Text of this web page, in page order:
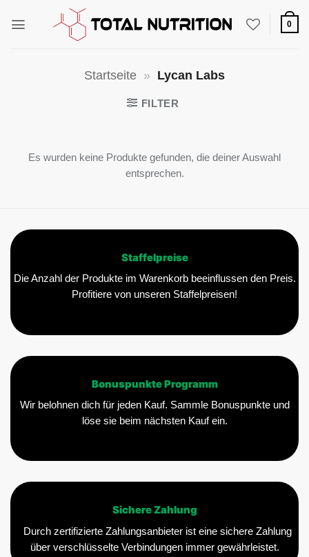
Inhalt
0
Startseite » Lycan Labs
FILTER
Es wurden keine Produkte gefunden, die deiner Auswahl
entsprechen.
Staffelpreise
Die Anzahl der Produkte im Warenkorb beeinflussen den Preis.
Profitiere von unseren Staffelpreisen!
Bonuspunkte Programm
Wir belohnen dich für jeden Kauf. Sammle Bonuspunkte und
löse sie beim nächsten Kauf ein.
Sichere Zahlung
Durch zertifizierte Zahlungsanbieter ist eine sichere Zahlung
über verschlüsselte Verbindungen immer gewährleistet.